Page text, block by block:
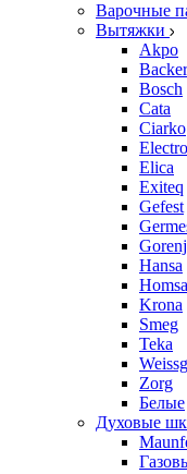
Варочные
Вытяжки
Akpo
Backer
Bosch
Cata
Ciarko
Elica
Exiteq
Gefest
Hansa
Krona
Smeg
Teka
Zorg
Белые
Духовые